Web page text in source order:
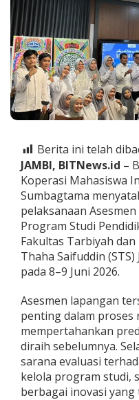
D
u
k
u
n
g
A
k
r
i
t
a
s
P
r
o
d
P
A
U
I
N
S
T
S
J
Berita ini telah
JAMBI, BITNews.id –
Koperasi Mahasiswa
Sumbagtama
pelaksanaan
Program Studi
Fakultas Tarbiyah
Thaha Saifuddin
pada 8–9 Juni 2026.
Asesmen lapangan
penting dalam proses
mempertahankan
diraih sebelumnya.
sarana evaluasi
kelola program studi,
berbagai inovasi